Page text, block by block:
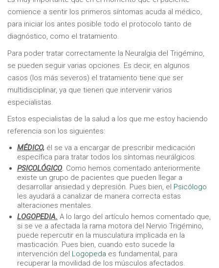
comience a sentir los primeros síntomas acuda al médico,
para iniciar los antes posible todo el protocolo tanto de
diagnóstico, como el tratamiento.
Para poder tratar correctamente la Neuralgia del Trigémino,
se pueden seguir varias opciones. Es decir, en algunos
casos (los más severos) el tratamiento tiene que ser
multidisciplinar, ya que tienen que intervenir varios
especialistas.
Estos especialistas de la salud a los que me estoy haciendo
referencia son los siguientes:
MÉDICO, él se va a encargar de prescribir medicación
específica para tratar todos los síntomas neurálgicos.
PSICOLÓGICO. Como hemos comentado anteriormente
existe un grupo de pacientes que pueden llegar a
desarrollar ansiedad y depresión. Pues bien, el Psicólogo
les ayudará a canalizar de manera correcta estas
alteraciones mentales.
LOGOPEDIA. A lo largo del artículo hemos comentado que,
si se ve a afectada la rama motora del Nervio Trigémino,
puede repercutir en la musculatura implicada en la
masticación. Pues bien, cuando esto sucede la
intervención del Logopeda es fundamental, para
recuperar la movilidad de los músculos afectados.